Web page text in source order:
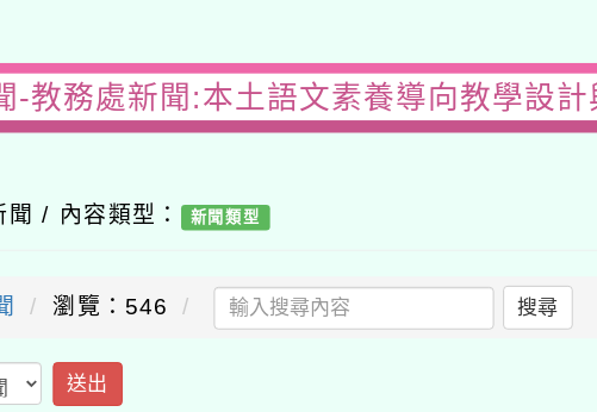
-教務處新聞:本土語文素養導向教學設
/ 內容類型： 新聞類型
瀏覽：546 搜尋
送出